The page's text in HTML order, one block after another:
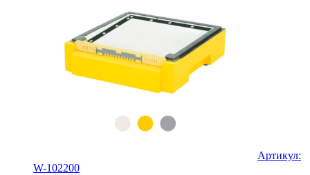
Артикул:
W-102200